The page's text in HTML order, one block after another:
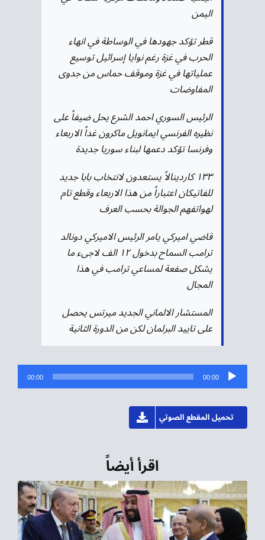
اليمن
قطر تؤكد جهودها في الوساطة في انهاء
الحرب في غزة رغم نوايا إسرائيل توسيع
عملياتها في غزة وموقف حماس من جدوى
المفاوضات
الرئيس السوري احمد الشرع يحل ضيفاً على
نظيره الفرنسي ايمانويل ماكرون غداً الاربعاء
وفرنسا تؤكد دعمها لبناء سوريا جديدة
١٣٣ كاردينالاً يستعدون لانتخاب بابا جديد
للفاتيكان اعتباراً من هذا الاربعاء وقطع تام
لهواتفهم الجوالة بحسب العرف
قاضي اميركي يامر الرئيس الاميركي دونالد
ترامب السماح بدخول ١٢ الف لاجىء ما
يشكل صفعة لمساعي ترامب في هذا
المجال
المستشار الالماني الجديد ميرتس يحصل
على تاييد البرلمان لكن من الدورة الثانية
مشغل
الصوت
00:00
00:00
تحميل المقطع الصوتي
اقرأ أيضاً